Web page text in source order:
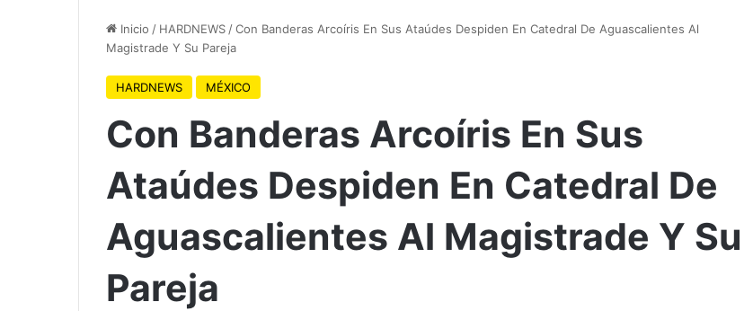
Inicio / HARDNEWS /Con Banderas Arcoíris En Sus Ataúdes Despiden En Catedral De Aguascalientes Al
Magistrade Y Su Pareja
HARDNEWS MÉXICO
Con Banderas Arcoíris En Sus
Ataúdes Despiden En Catedral De
Aguascalientes Al Magistrade Y Su
Pareja